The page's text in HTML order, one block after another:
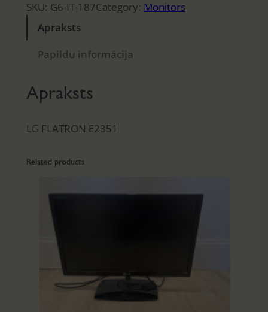
SKU: G6-IT-187Category: Monitors
Apraksts
Papildu informācija
Apraksts
LG FLATRON E2351
Related products